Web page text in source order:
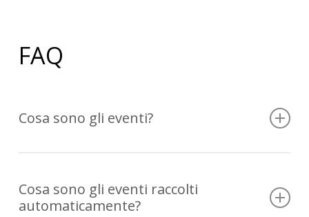
FAQ
Cosa sono gli eventi?
spiegheremo cosa sono e come possono essere
utilizzati per misurare il coinvolgimento degli utenti
Cosa sono gli eventi raccolti
automaticamente?